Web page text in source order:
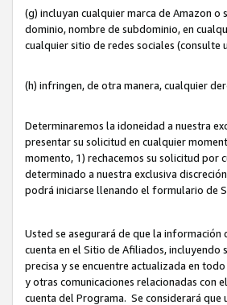
(g) incluyan cualquier marca de Amazon
dominio, nombre de subdominio, en
cualquier sitio de redes sociales (consulte
(h) infringen, de otra manera, cualquier
Determinaremos la idoneidad a nuestra
presentar su solicitud en cualquier
momento, 1) rechacemos su solicitud por
determinado a nuestra exclusiva
podrá iniciarse llenando el formulario de
Usted se asegurará de que la
cuenta en el Sitio de Afiliados,
precisa y se encuentre actualizada en
y otras comunicaciones relacionadas con
cuenta del Programa. Se considerará que